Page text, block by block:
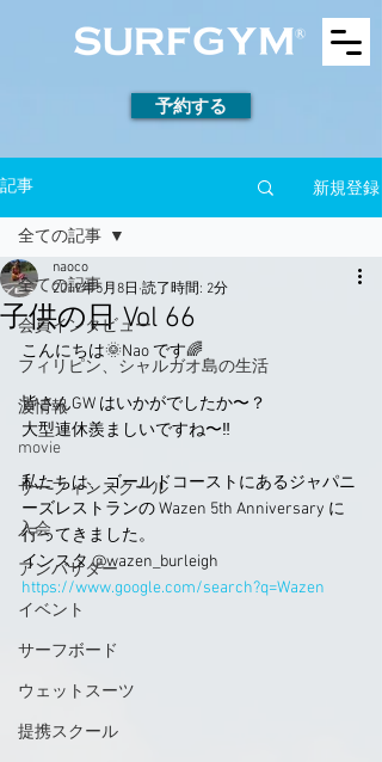
予約する
記事 新規登録
全ての記事
会員インタビュー
フィリピン、シャルガオ島の生活
波情報
movie
サーフィンスクール
入会
アンバサダー
イベント
サーフボード
ウェットスーツ
提携スクール
全ての記事
子供の日 Vol 66
naoco
2019年5月8日 読了時間: 2分
こんにちは🌞Nao です🌈
皆さんGW はいかがでしたか〜？
大型連休羨ましいですね〜‼️
私たちは、ゴールドコーストにあるジャパニ
ーズレストランの Wazen 5th Anniversary に
行ってきました。
インスタ @wazen_burleigh
https://www.google.com/search?q=Wazen